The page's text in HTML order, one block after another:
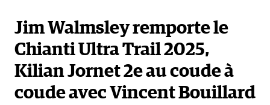
Jim Walmsley remporte le
Chianti Ultra Trail 2025,
Kilian Jornet 2e au coude à
coude avec Vincent Bouillard